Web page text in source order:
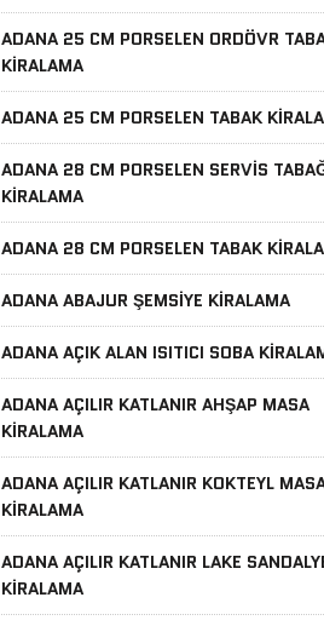
ADANA 25 CM PORSELEN ORDÖVR
KIRALAMA
ADANA 25 CM PORSELEN TABAK
ADANA 28 CM PORSELEN SERVIS
KIRALAMA
ADANA 28 CM PORSELEN TABAK
ADANA ABAJUR ŞEMSIYE KIRALAMA
ADANA AÇIK ALAN ISITICI SOBA
ADANA AÇILIR KATLANIR AHŞAP MASA
KIRALAMA
ADANA AÇILIR KATLANIR KOKTEYL
KIRALAMA
ADANA AÇILIR KATLANIR LAKE
KIRALAMA